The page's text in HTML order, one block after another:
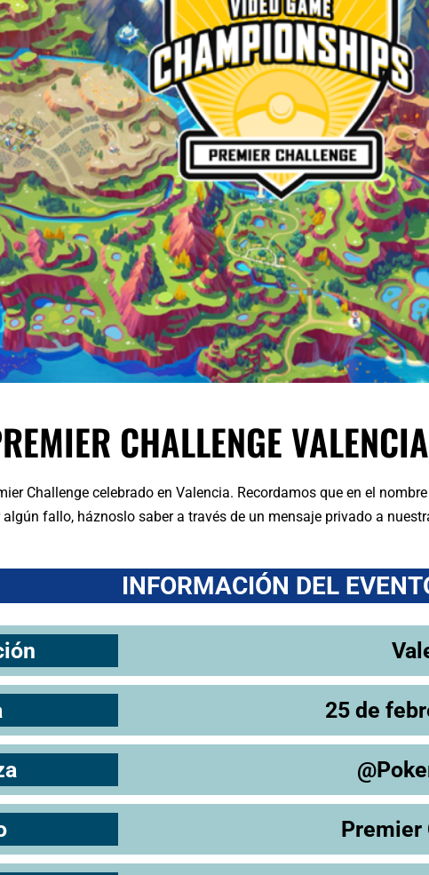
CHALLENGE
Challenge celebrado en Valencia. Recordamos que en el
fallo, háznoslo saber a través de un mensaje privado a
INFORMACIÓN DEL
25 de
Premier